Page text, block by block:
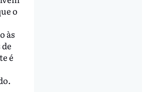
o
às
é